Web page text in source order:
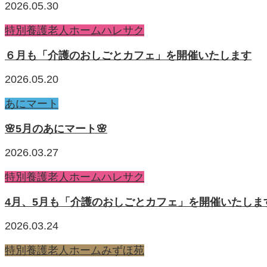
2026.05.30
特別養護老人ホームハレサク
６月も「介護のおしごとカフェ」を開催いたします
2026.05.20
あにマート
🌸5月のあにマート🌸
2026.03.27
特別養護老人ホームハレサク
4月、5月も「介護のおしごとカフェ」を開催いたしま
2026.03.24
特別養護老人ホームみずほ苑